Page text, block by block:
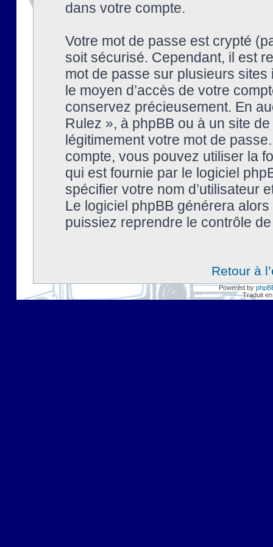
dans votre compte.
Votre mot de passe est crypté
soit sécurisé. Cependant, il est
mot de passe sur plusieurs
le moyen d’accès de votre
conservez précieusement. En
Rulez », à phpBB ou à un site
légitimement votre mot de
compte, vous pouvez utiliser la
qui est fournie par le logiciel
spécifier votre nom d’utilisateur
Le logiciel phpBB générera
puissiez reprendre le contrôle
Retour à
Powered by
Traduit